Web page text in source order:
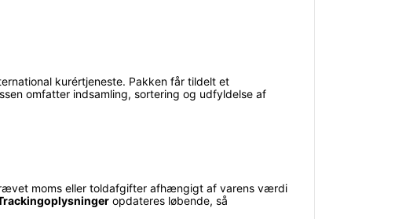
kurértjeneste. Pakken får tildelt et
omfatter indsamling, sortering og udfyldelse af
moms eller toldafgifter afhængigt af varens værdi
opdateres løbende, så